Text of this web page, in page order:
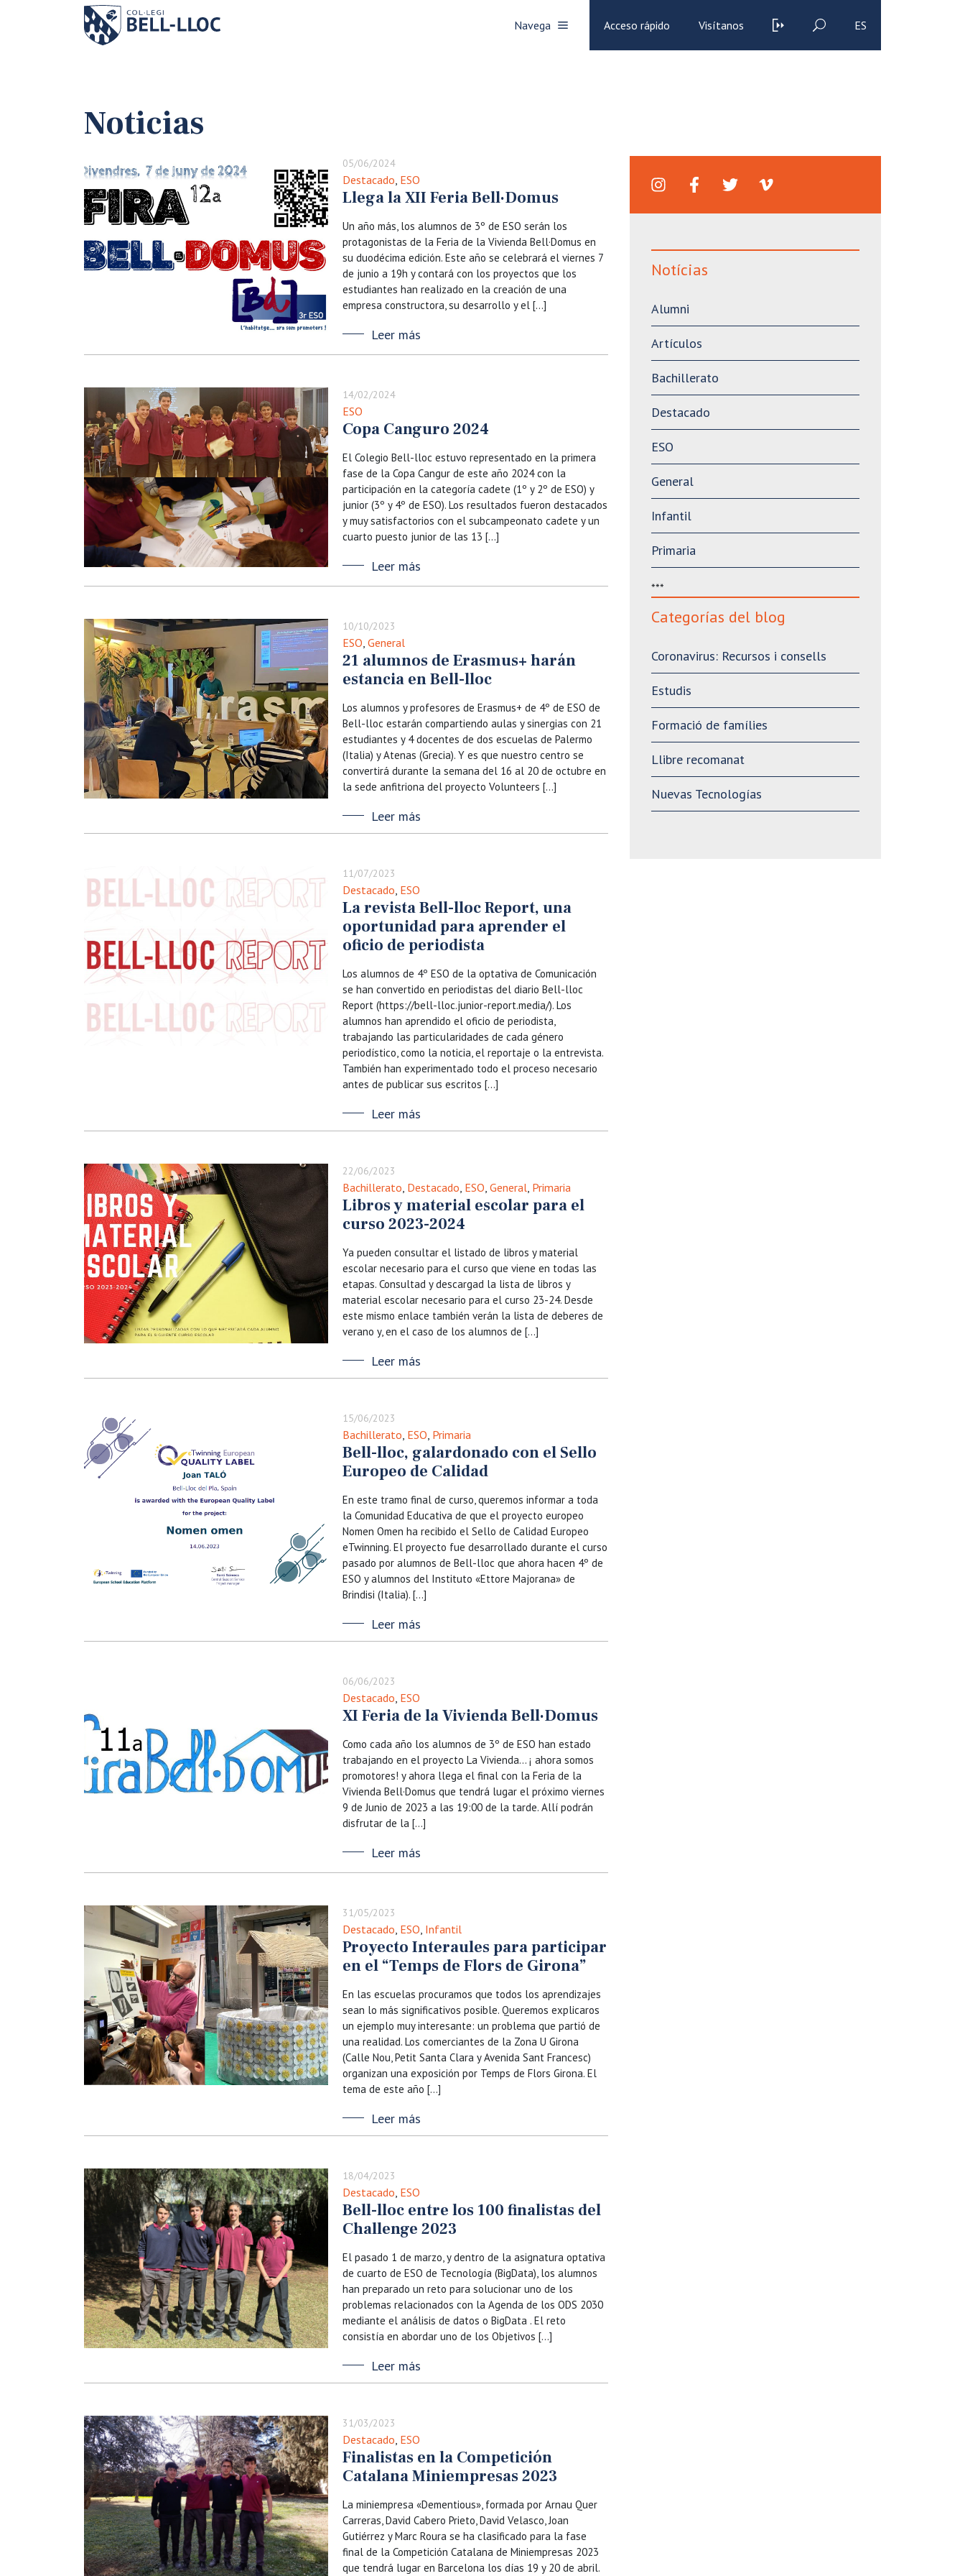
Navega Acceso rápido Visítanos ES
Noticias
05/06/2024
Destacado, ESO
Llega la XII Feria Bell·Domus
Un año más, los alumnos de 3º de ESO serán los
protagonistas de la Feria de la Vivienda Bell·Domus en
su duodécima edición. Este año se celebrará el viernes 7
de junio a 19h y contará con los proyectos que los
estudiantes han realizado en la creación de una
empresa constructora, su desarrollo y el […]
Leer más
14/02/2024
ESO
Copa Canguro 2024
El Colegio Bell-lloc estuvo representado en la primera
fase de la Copa Cangur de este año 2024 con la
participación en la categoría cadete (1º y 2º de ESO) y
junior (3º y 4º de ESO). Los resultados fueron destacados
y muy satisfactorios con el subcampeonato cadete y un
cuarto puesto junior de las 13 […]
Leer más
10/10/2023
ESO, General
21 alumnos de Erasmus+ harán
estancia en Bell-lloc
Los alumnos y profesores de Erasmus+ de 4º de ESO de
Bell-lloc estarán compartiendo aulas y sinergias con 21
estudiantes y 4 docentes de dos escuelas de Palermo
(Italia) y Atenas (Grecia). Y es que nuestro centro se
convertirá durante la semana del 16 al 20 de octubre en
la sede anfitriona del proyecto Volunteers […]
Leer más
11/07/2023
Destacado, ESO
La revista Bell-lloc Report, una
oportunidad para aprender el
oficio de periodista
Los alumnos de 4º ESO de la optativa de Comunicación
se han convertido en periodistas del diario Bell-lloc
Report (https://bell-lloc.junior-report.media/). Los
alumnos han aprendido el oficio de periodista,
trabajando las particularidades de cada género
periodístico, como la noticia, el reportaje o la entrevista.
También han experimentado todo el proceso necesario
antes de publicar sus escritos […]
Leer más
22/06/2023
Bachillerato, Destacado, ESO, General, Primaria
Libros y material escolar para el
curso 2023-2024
Ya pueden consultar el listado de libros y material
escolar necesario para el curso que viene en todas las
etapas. Consultad y descargad la lista de libros y
material escolar necesario para el curso 23-24. Desde
este mismo enlace también verán la lista de deberes de
verano y, en el caso de los alumnos de […]
Leer más
15/06/2023
Bachillerato, ESO, Primaria
Bell-lloc, galardonado con el Sello
Europeo de Calidad
En este tramo final de curso, queremos informar a toda
la Comunidad Educativa de que el proyecto europeo
Nomen Omen ha recibido el Sello de Calidad Europeo
eTwinning. El proyecto fue desarrollado durante el curso
pasado por alumnos de Bell-lloc que ahora hacen 4º de
ESO y alumnos del Instituto «Ettore Majorana» de
Brindisi (Italia). […]
Leer más
06/06/2023
Destacado, ESO
XI Feria de la Vivienda Bell·Domus
Como cada año los alumnos de 3º de ESO han estado
trabajando en el proyecto La Vivienda… ¡ ahora somos
promotores! y ahora llega el final con la Feria de la
Vivienda Bell·Domus que tendrá lugar el próximo viernes
9 de Junio ​​de 2023 a las 19:00 de la tarde. Allí podrán
disfrutar de la […]
Leer más
31/05/2023
Destacado, ESO, Infantil
Proyecto Interaules para participar
en el “Temps de Flors de Girona”
En las escuelas procuramos que todos los aprendizajes
sean lo más significativos posible. Queremos explicaros
un ejemplo muy interesante: un problema que partió de
una realidad. Los comerciantes de la Zona U Girona
(Calle Nou, Petit Santa Clara y Avenida Sant Francesc)
organizan una exposición por Temps de Flors Girona. El
tema de este año […]
Leer más
18/04/2023
Destacado, ESO
Bell-lloc entre los 100 finalistas del
Challenge 2023
El pasado 1 de marzo, y dentro de la asignatura optativa
de cuarto de ESO de Tecnología (BigData), los alumnos
han preparado un reto para solucionar uno de los
problemas relacionados con la Agenda de los ODS 2030
mediante el análisis de datos o BigData . El reto
consistía en abordar uno de los Objetivos […]
Leer más
31/03/2023
Destacado, ESO
Finalistas en la Competición
Catalana Miniempresas 2023
La miniempresa «Dementious», formada por Arnau Quer
Carreras, David Cabero Prieto, David Velasco, Joan
Gutiérrez y Marc Roura se ha clasificado para la fase
final de la Competición Catalana de Miniempresas 2023
que tendrá lugar en Barcelona los días 19 y 20 de abril.
Notícias
Alumni
Artículos
Bachillerato
Destacado
ESO
General
Infantil
Primaria
***
Categorías del blog
Coronavirus: Recursos i consells
Estudis
Formació de famílies
Llibre recomanat
Nuevas Tecnologías